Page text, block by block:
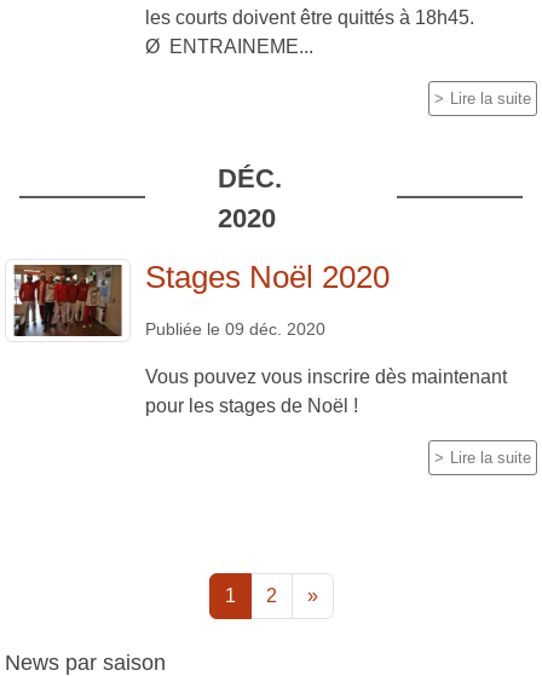
les courts doivent être quittés à 18h45.
Ø ENTRAINEME...
Lire la suite
DÉC.
2020
Stages Noël 2020
Publiée le 09 déc. 2020
Vous pouvez vous inscrire dès maintenant
pour les stages de Noël !
Lire la suite
1 2 »
News par saison